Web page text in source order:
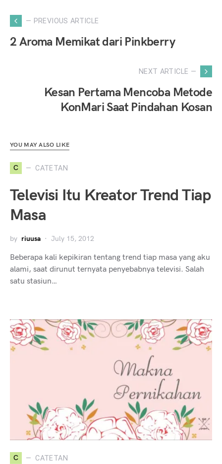
— PREVIOUS ARTICLE
2 Aroma Memikat dari Pinkberry
NEXT ARTICLE —
Kesan Pertama Mencoba Metode
KonMari Saat Pindahan Kosan
YOU MAY ALSO LIKE
C CATETAN
Televisi Itu Kreator Trend Tiap
Masa
by riuusa July 15, 2012
Beberapa kali kepikiran tentang trend tiap masa yang aku
alami, saat dirunut ternyata penyebabnya televisi. Salah
satu stasiun…
C CATETAN